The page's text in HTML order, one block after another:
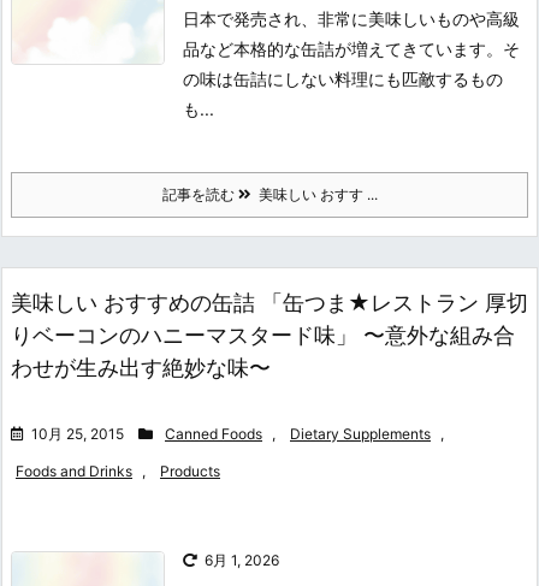
日本で発売され、非常に美味しいものや高級
品など本格的な缶詰が増えてきています。そ
の味は缶詰にしない料理にも匹敵するもの
も...
記事を読む 美味しい おすす ...
美味しい おすすめの缶詰 「缶つま★レストラン 厚切
りベーコンのハニーマスタード味」 〜意外な組み合
わせが生み出す絶妙な味〜
10月 25, 2015 Canned Foods , Dietary Supplements ,
Foods and Drinks , Products
6月 1, 2026